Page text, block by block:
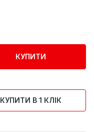
КУПИТИ
КУПИТИ В 1 КЛІК